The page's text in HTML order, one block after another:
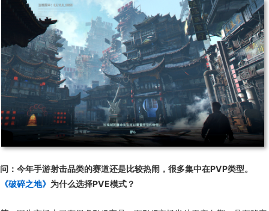
问：今年手游射击品类的赛道还是比较热闹，很多集中在PVP类型。
《破碎之地》 为什么选择PVE模式？